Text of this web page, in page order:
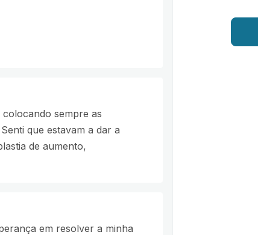
sempre as
que estavam a dar a
de aumento,
em resolver a minha